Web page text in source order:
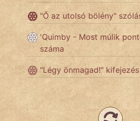
ZENE
FILM
ÉLETMÓD
MAGYARSÁG
"Ő az utolsó bölény"
'Quimby - Most múlik
száma
"Légy önmagad!" kifejezés